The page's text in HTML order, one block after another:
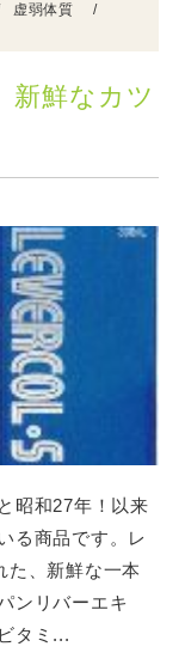
虚弱体質
鮮なカツ
昭和27年！以来
る商品です。レ
た、新鮮な一本
ンリバーエキ
タミ...